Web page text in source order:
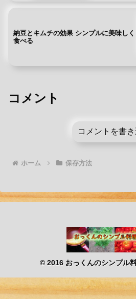
納豆とキムチの効果 シンプルに美味しく
食べる
コメント
コメントを書
ホーム 保存方法
© 2016 おっくんのシンプル